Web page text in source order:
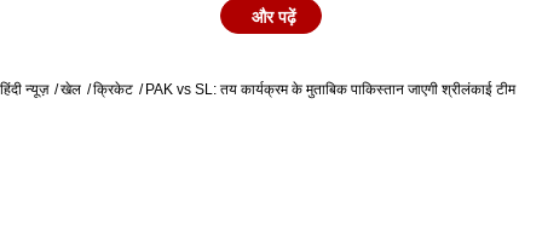
पाकिस्तान का दौरा करेगी. पाकिस्तान दौरे के लिए दूसरे दर्जे की
पाकिस्तान में सुरक्षा स्थिति को एक बार फिर परखना चाहता है
और पढ़ें
हिंदी न्यूज़ खेल क्रिकेट PAK vs SL: तय कार्यक्रम के मुताबिक पाकिस्तान जाएगी श्रीलंकाई टीम